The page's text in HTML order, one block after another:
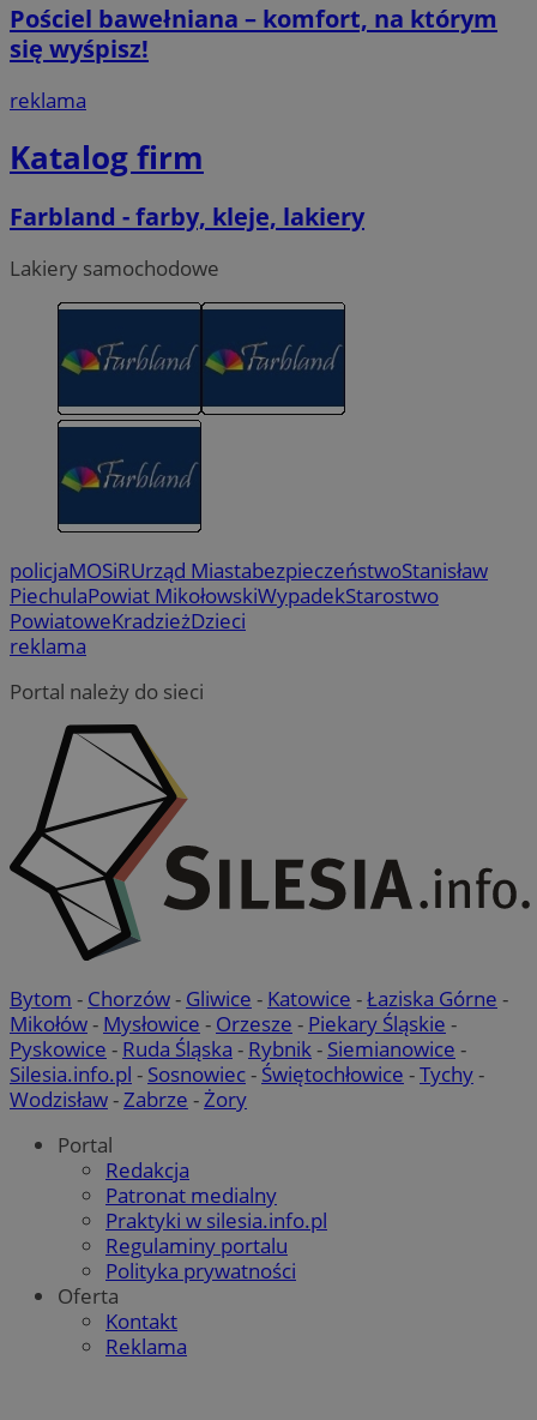
Pościel bawełniana – komfort, na którym
się wyśpisz!
reklama
Katalog firm
Farbland - farby, kleje, lakiery
Lakiery samochodowe
policjaMOSiRUrząd MiastabezpieczeństwoStanisław
PiechulaPowiat MikołowskiWypadekStarostwo
PowiatoweKradzieżDzieci
reklama
Portal należy do sieci
Bytom - Chorzów- Gliwice - Katowice -Łaziska Górne -
Mikołów- Mysłowice - Orzesze - Piekary Śląskie -
Pyskowice - Ruda Śląska - Rybnik- Siemianowice -
Silesia.info.pl - Sosnowiec- Świętochłowice -Tychy-
Wodzisław-Zabrze -Żory
Portal
Redakcja
Patronat medialny
Praktyki w silesia.info.pl
Regulaminy portalu
Polityka prywatności
Oferta
Kontakt
Reklama